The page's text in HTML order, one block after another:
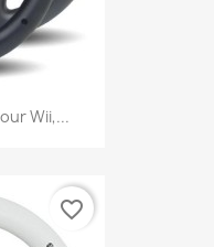
Wii,...
favorite_border